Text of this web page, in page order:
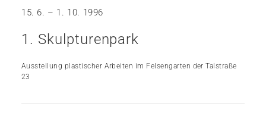
15. 6. – 1. 10. 1996
1. Skulpturenpark
Ausstellung plastischer Arbeiten im Felsengarten der Talstraße
23